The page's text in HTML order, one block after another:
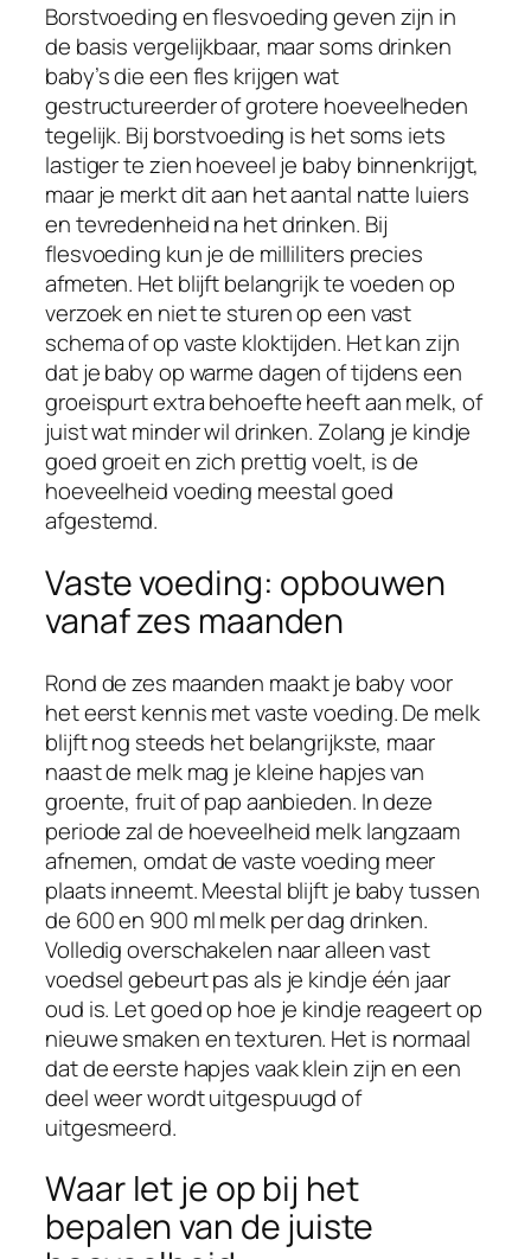
Borstvoeding en flesvoeding geven zijn in
de basis vergelijkbaar, maar soms drinken
baby’s die een fles krijgen wat
gestructureerder of grotere hoeveelheden
tegelijk. Bij borstvoeding is het soms iets
lastiger te zien hoeveel je baby binnenkrijgt,
maar je merkt dit aan het aantal natte luiers
en tevredenheid na het drinken. Bij
flesvoeding kun je de milliliters precies
afmeten. Het blijft belangrijk te voeden op
verzoek en niet te sturen op een vast
schema of op vaste kloktijden. Het kan zijn
dat je baby op warme dagen of tijdens een
groeispurt extra behoefte heeft aan melk, of
juist wat minder wil drinken. Zolang je kindje
goed groeit en zich prettig voelt, is de
hoeveelheid voeding meestal goed
afgestemd.
Vaste voeding: opbouwen
vanaf zes maanden
Rond de zes maanden maakt je baby voor
het eerst kennis met vaste voeding. De melk
blijft nog steeds het belangrijkste, maar
naast de melk mag je kleine hapjes van
groente, fruit of pap aanbieden. In deze
periode zal de hoeveelheid melk langzaam
afnemen, omdat de vaste voeding meer
plaats inneemt. Meestal blijft je baby tussen
de 600 en 900 ml melk per dag drinken.
Volledig overschakelen naar alleen vast
voedsel gebeurt pas als je kindje één jaar
oud is. Let goed op hoe je kindje reageert op
nieuwe smaken en texturen. Het is normaal
dat de eerste hapjes vaak klein zijn en een
deel weer wordt uitgespuugd of
uitgesmeerd.
Waar let je op bij het
bepalen van de juiste